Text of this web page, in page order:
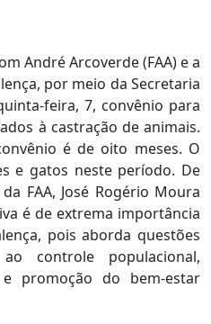
André Arcoverde (FAA) e a
por meio da Secretaria
feira, 7, convênio para
à castração de animais.
é de oito meses. O
e gatos neste período. De
FAA, José Rogério Moura
é de extrema importância
pois aborda questões
ao controle populacional,
promoção do bem-estar